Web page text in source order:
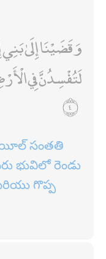
وَقَضَيْنَا إِلَىٰ
لَتُفْسِدُنَّ فِي
సంతతి
భువిలో రెండు
గొప్ప